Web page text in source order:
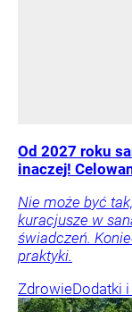
Od 2027 roku
inaczej!
Nie może być
kuracjusze w
świadczeń.
praktyki.
ZdrowieDodatki